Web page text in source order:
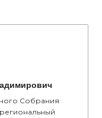
Собрания